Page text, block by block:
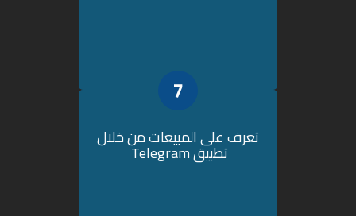
7
تعرف على المبيعات من خلال
تطبيق Telegram